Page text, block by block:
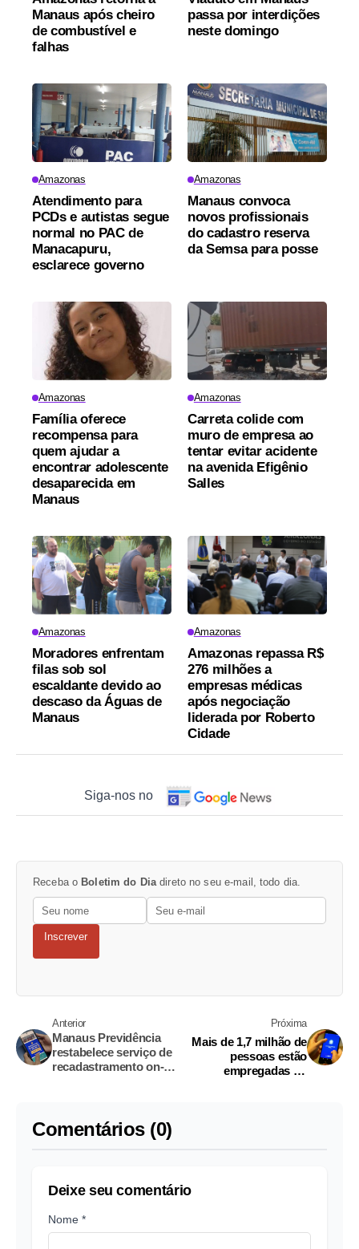
Manaus após cheiro
de combustível e
falhas
passa por interdições
neste domingo
Amazonas
Atendimento para
PCDs e autistas segue
normal no PAC de
Manacapuru,
esclarece governo
Amazonas
Manaus convoca
novos profissionais
do cadastro reserva
da Semsa para posse
Amazonas
Família oferece
recompensa para
quem ajudar a
encontrar adolescente
desaparecida em
Manaus
Amazonas
Carreta colide com
muro de empresa ao
tentar evitar acidente
na avenida Efigênio
Salles
Amazonas
Moradores enfrentam
filas sob sol
escaldante devido ao
descaso da Águas de
Manaus
Amazonas
Amazonas repassa R$
276 milhões a
empresas médicas
após negociação
liderada por Roberto
Cidade
Siga-nos no
Receba o Boletim do Dia direto no seu e-mail, todo dia.
Inscrever
Anterior
Manaus Previdência
restabelece serviço de
recadastramento on-
Próxima
Mais de 1,7 milhão de
pessoas estão
empregadas no
Comentários (0)
Deixe seu comentário
Nome *